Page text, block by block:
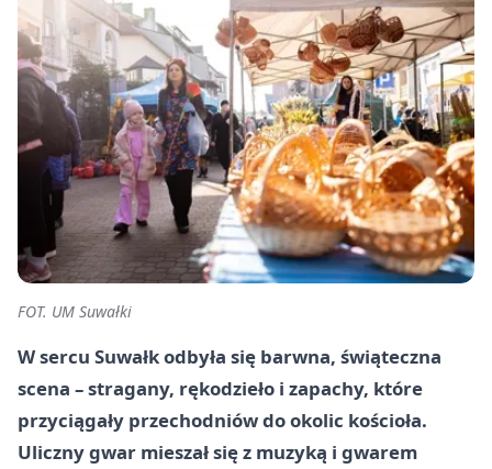
FOT. UM Suwałki
W sercu Suwałk odbyła się barwna, świąteczna
scena – stragany, rękodzieło i zapachy, które
przyciągały przechodniów do okolic kościoła.
Uliczny gwar mieszał się z muzyką i gwarem